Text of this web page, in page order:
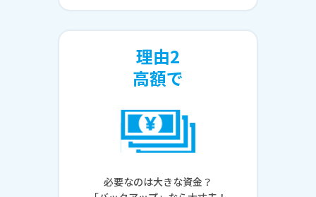
理由2
高額で
必要なのは大きな資金？